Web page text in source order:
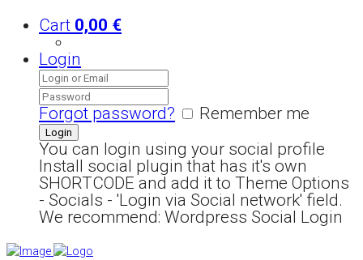
Cart 0,00 €
Login
Forgot password?
Remember me
You can login using your social profile
Install social plugin that has it's own
SHORTCODE and add it to Theme Options
- Socials - 'Login via Social network' field.
We recommend: Wordpress Social Login